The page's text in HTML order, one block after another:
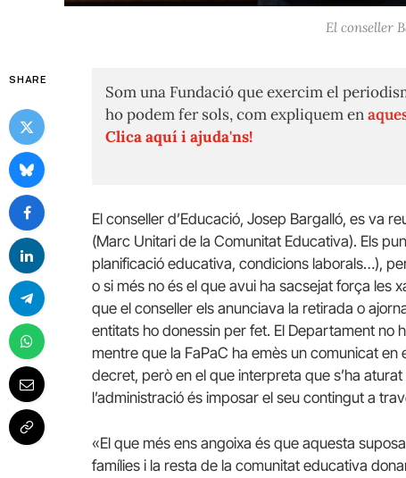
El conseller
SHARE
Som una Fundació que exercim el
ho podem fer sols, com expliquem en
Clica aquí i ajuda'ns!
El conseller d’Educació, Josep Bargalló, es va
(Marc Unitari de la Comunitat Educativa). Els
planificació educativa, condicions laborals…),
o si més no és el que avui ha sacsejat força les
que el conseller els anunciava la retirada o
entitats ho donessin per fet. El Departament no
mentre que la FaPaC ha emès un comunicat
decret, però en el que interpreta que s’ha
l’administració és imposar el seu contingut a
«El que més ens angoixa és que aquesta
famílies i la resta de la comunitat educativa